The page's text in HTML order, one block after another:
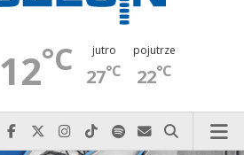
12°C jutro
27°C
pojutrze
22°C
Najlepiej po prostu do nas zadzwoń
Odwiedź nas na Facebook-u
Odwiedź nas na X
Odwiedź nas na Instagram-ie
Odwiedź nas na TikTok-u
Szukaj nas na Spotify
Wyślij do nas
Szukaj